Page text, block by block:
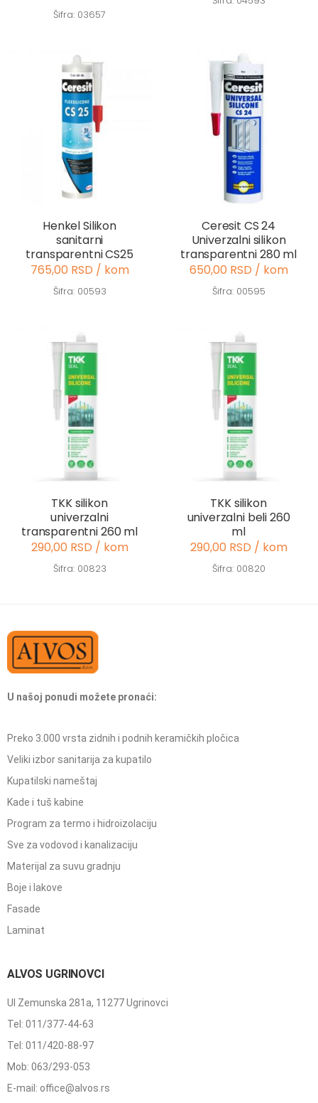
Šifra: 03657
Henkel Silikon
sanitarni
transparentni CS25
765,00 RSD / kom
Šifra: 00593
Ceresit CS 24
Univerzalni silikon
transparentni 280 ml
650,00 RSD / kom
Šifra: 00595
TKK silikon
univerzalni
transparentni 260 ml
290,00 RSD / kom
Šifra: 00823
TKK silikon
univerzalni beli 260
ml
290,00 RSD / kom
Šifra: 00820
U našoj ponudi možete pronaći:
Preko 3.000 vrsta zidnih i podnih keramičkih pločica
Veliki izbor sanitarija za kupatilo
Kupatilski nameštaj
Kade i tuš kabine
Program za termo i hidroizolaciju
Sve za vodovod i kanalizaciju
Materijal za suvu gradnju
Boje i lakove
Fasade
Laminat
ALVOS UGRINOVCI
Ul Zemunska 281a, 11277 Ugrinovci
Tel: 011/377-44-63
Tel: 011/420-88-97
Mob: 063/293-053
E-mail: office@alvos.rs